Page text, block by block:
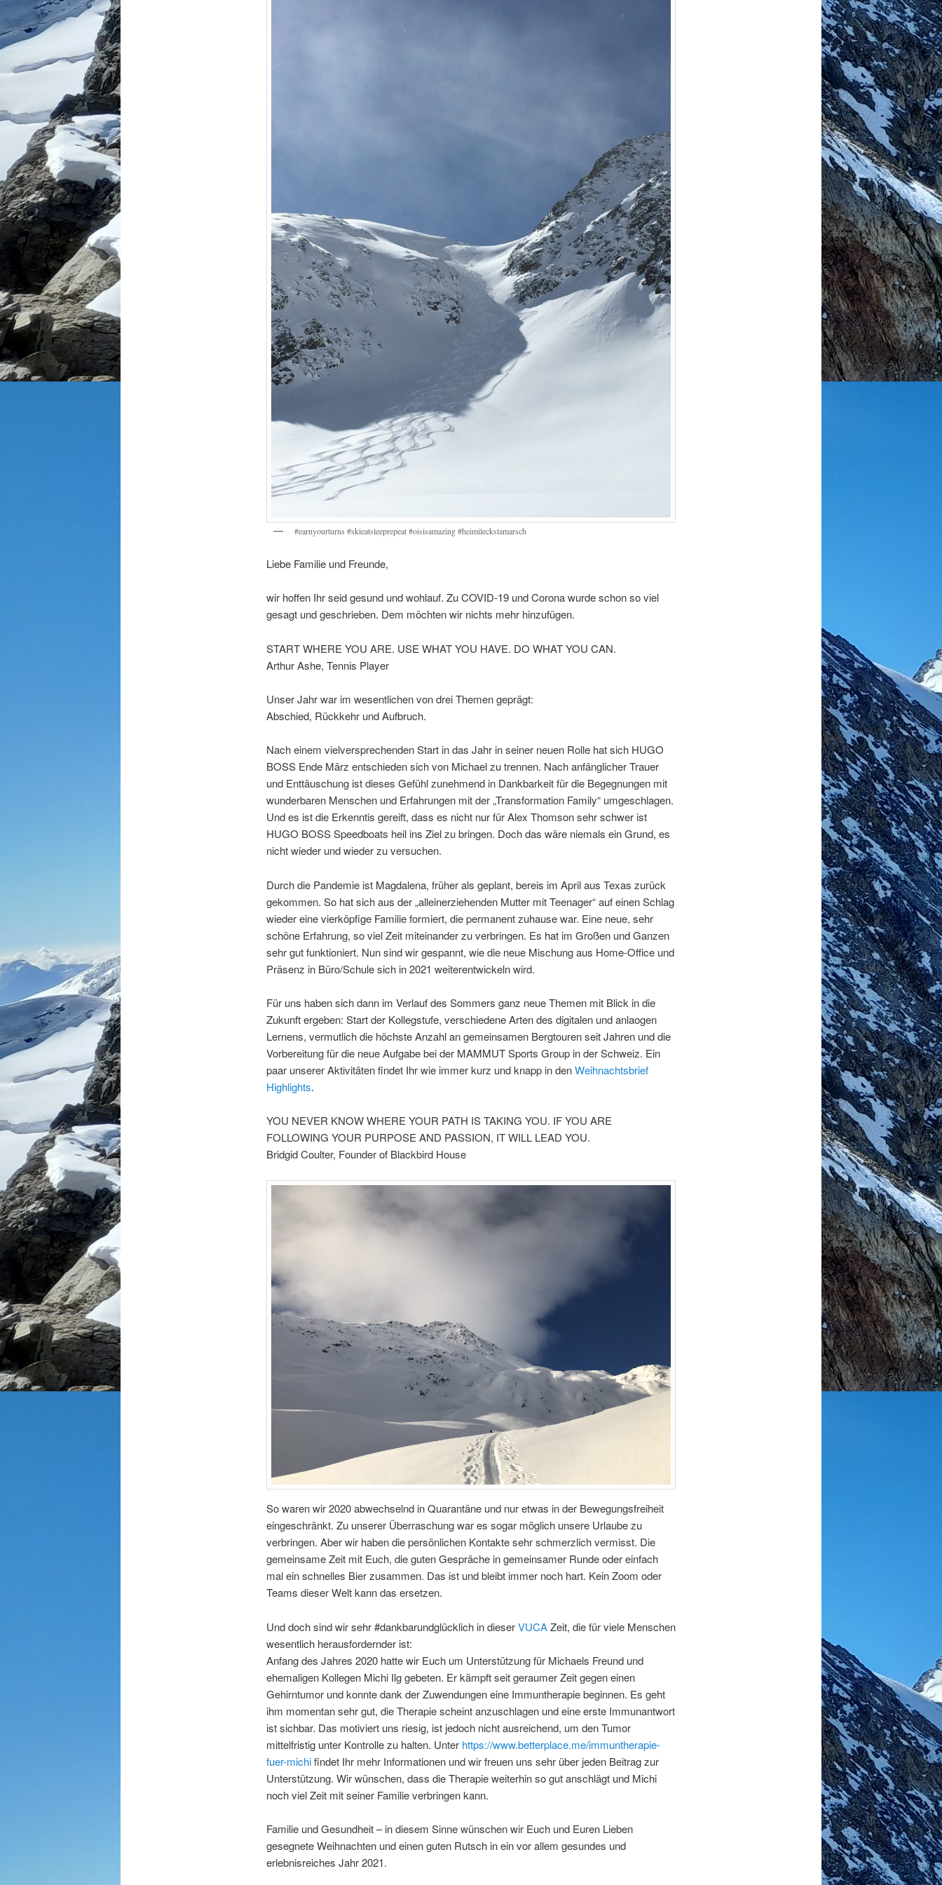
#earnyourturns #skieatsleeprepeat #oisisamazing #heimileckstamarsch
Liebe Familie und Freunde,
wir hoffen Ihr seid gesund und wohlauf. Zu COVID-19 und Corona wurde schon so viel
gesagt und geschrieben. Dem möchten wir nichts mehr hinzufügen.
START WHERE YOU ARE. USE WHAT YOU HAVE. DO WHAT YOU CAN.
Arthur Ashe, Tennis Player
Unser Jahr war im wesentlichen von drei Themen geprägt:
Abschied, Rückkehr und Aufbruch.
Nach einem vielversprechenden Start in das Jahr in seiner neuen Rolle hat sich HUGO
BOSS Ende März entschieden sich von Michael zu trennen. Nach anfänglicher Trauer
und Enttäuschung ist dieses Gefühl zunehmend in Dankbarkeit für die Begegnungen mit
wunderbaren Menschen und Erfahrungen mit der „Transformation Family“ umgeschlagen.
Und es ist die Erkenntis gereift, dass es nicht nur für Alex Thomson sehr schwer ist
HUGO BOSS Speedboats heil ins Ziel zu bringen. Doch das wäre niemals ein Grund, es
nicht wieder und wieder zu versuchen.
Durch die Pandemie ist Magdalena, früher als geplant, bereis im April aus Texas zurück
gekommen. So hat sich aus der „alleinerziehenden Mutter mit Teenager“ auf einen Schlag
wieder eine vierköpfige Familie formiert, die permanent zuhause war. Eine neue, sehr
schöne Erfahrung, so viel Zeit miteinander zu verbringen. Es hat im Großen und Ganzen
sehr gut funktioniert. Nun sind wir gespannt, wie die neue Mischung aus Home-Office und
Präsenz in Büro/Schule sich in 2021 weiterentwickeln wird.
Für uns haben sich dann im Verlauf des Sommers ganz neue Themen mit Blick in die
Zukunft ergeben: Start der Kollegstufe, verschiedene Arten des digitalen und anlaogen
Lernens, vermutlich die höchste Anzahl an gemeinsamen Bergtouren seit Jahren und die
Vorbereitung für die neue Aufgabe bei der MAMMUT Sports Group in der Schweiz. Ein
paar unserer Aktivitäten findet Ihr wie immer kurz und knapp in denWeihnachtsbrief
Highlights.
YOU NEVER KNOW WHERE YOUR PATH IS TAKING YOU. IF YOU ARE
FOLLOWING YOUR PURPOSE AND PASSION, IT WILL LEAD YOU.
Bridgid Coulter, Founder of Blackbird House
So waren wir 2020 abwechselnd in Quarantäne und nur etwas in der Bewegungsfreiheit
eingeschränkt. Zu unserer Überraschung war es sogar möglich unsere Urlaube zu
verbringen. Aber wir haben die persönlichen Kontakte sehr schmerzlich vermisst. Die
gemeinsame Zeit mit Euch, die guten Gespräche in gemeinsamer Runde oder einfach
mal ein schnelles Bier zusammen. Das ist und bleibt immer noch hart. Kein Zoom oder
Teams dieser Welt kann das ersetzen.
Und doch sind wir sehr #dankbarundglücklich in dieserVUCAZeit, die für viele Menschen
wesentlich herausfordernder ist:
Anfang des Jahres 2020 hatte wir Euch um Unterstützung für Michaels Freund und
ehemaligen Kollegen Michi Ilg gebeten. Er kämpft seit geraumer Zeit gegen einen
Gehirntumor und konnte dank der Zuwendungen eine Immuntherapie beginnen. Es geht
ihm momentan sehr gut, die Therapie scheint anzuschlagen und eine erste Immunantwort
ist sichbar. Das motiviert uns riesig, ist jedoch nicht ausreichend, um den Tumor
mittelfristig unter Kontrolle zu halten. Unter https://www.betterplace.me/immuntherapie-
fuer-michifindet Ihr mehr Informationen und wir freuen uns sehr über jeden Beitrag zur
Unterstützung. Wir wünschen, dass die Therapie weiterhin so gut anschlägt und Michi
noch viel Zeit mit seiner Familie verbringen kann.
Familie und Gesundheit – in diesem Sinne wünschen wir Euch und Euren Lieben
gesegnete Weihnachten und einen guten Rutsch in ein vor allem gesundes und
erlebnisreiches Jahr 2021.